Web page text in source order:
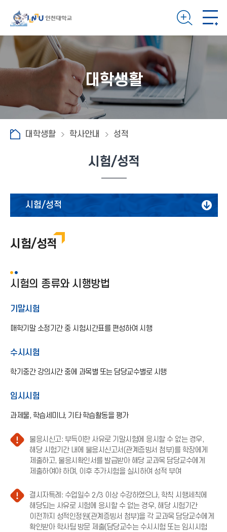
대학생활
대학생활 학사안내 성적
시험/성적
시험/성적
시험/성적
시험의 종류와 시행방법
기말시험
매학기말 소정기간 중 시험시간표를 편성하여 시행
수시시험
학기중간 강의시간 중에 과목별 또는 담당교수별로 시행
임시시험
과제물, 학습세미나, 기타 학습활동을 평가
불응시신고: 부득이한 사유로 기말시험에 응시할 수 없는 경우,
해당 시험기간 내에 불응시신고서(관계증빙서 첨부)를 학장에게
제출하고, 불응시확인서를 발급받아 해당 교과목 담당교수에게
제출하여야 하며, 이후 추가시험을 실시하여 성적 부여
(
느
낌
표
결시자특례: 수업일수 2/3 이상 수강하였으나, 학칙 시행세칙에
해당되는 사유로 시험에 응시할 수 없는 경우, 해당 시험기간
이전까지 성적인정원(관계증빙서 첨부)을 각 교과목 담당교수에게
확인받아 학사팀 방문 제출(담당교수는 수시시험 또는 임시시험